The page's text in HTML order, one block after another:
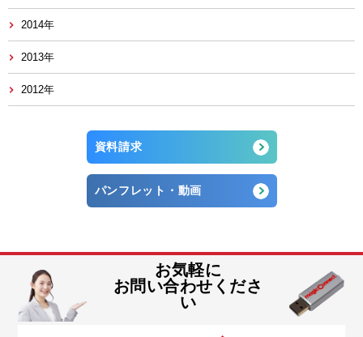
2014年
2013年
2012年
資料請求
パンフレット・動画
お気軽に
お問い合わせくださ
い